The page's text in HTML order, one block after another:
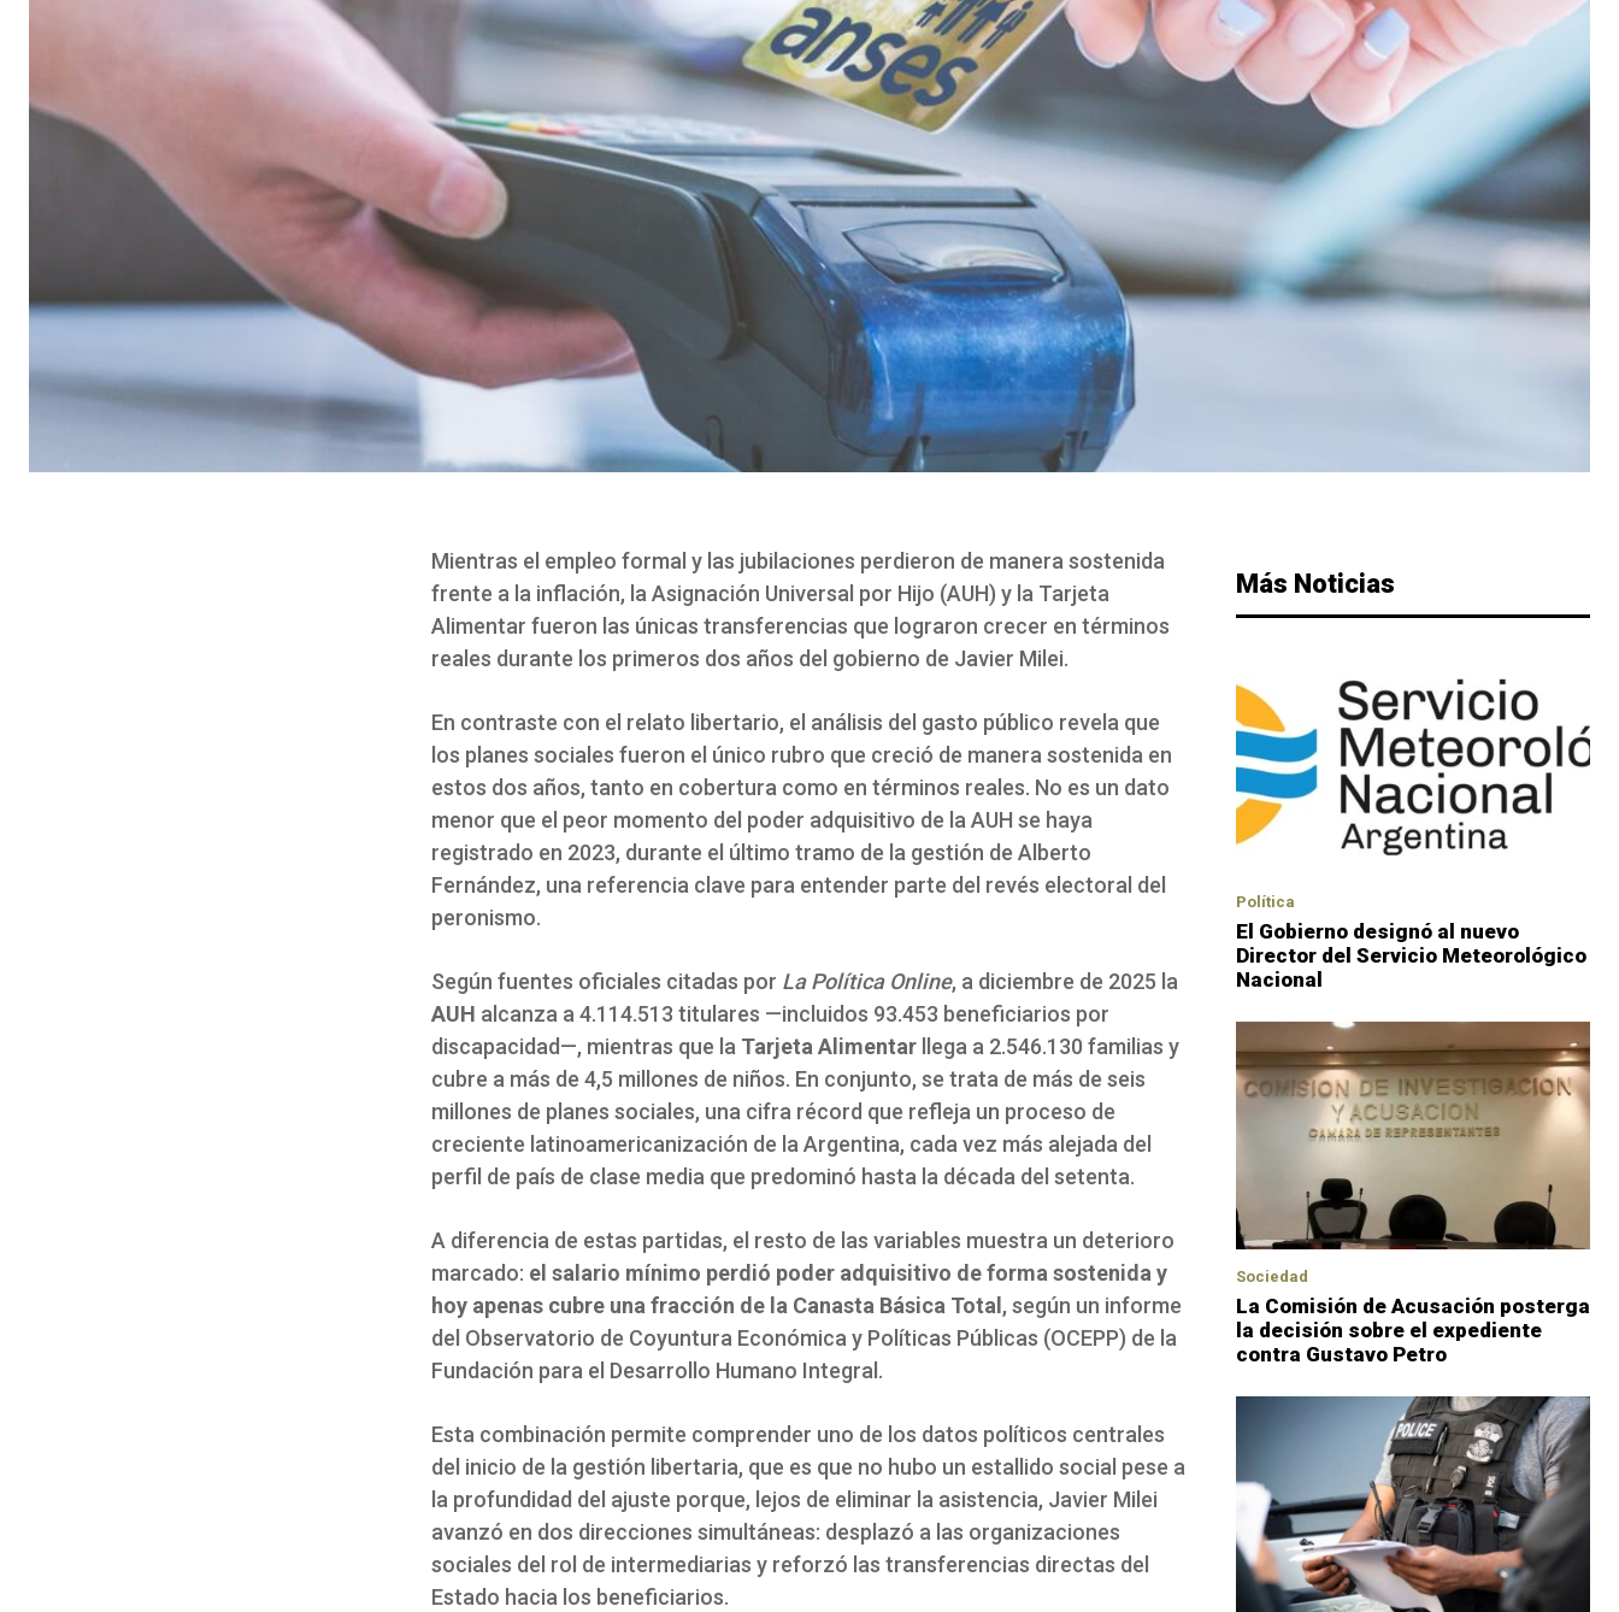
Mientras el empleo formal y las jubilaciones perdieron de manera sostenida
frente a la inflación, la Asignación Universal por Hijo (AUH) y la Tarjeta
Alimentar fueron las únicas transferencias que lograron crecer en términos
reales durante los primeros dos años del gobierno de Javier Milei.
En contraste con el relato libertario, el análisis del gasto público revela que
los planes sociales fueron el único rubro que creció de manera sostenida en
estos dos años, tanto en cobertura como en términos reales. No es un dato
menor que el peor momento del poder adquisitivo de la AUH se haya
registrado en 2023, durante el último tramo de la gestión de Alberto
Fernández, una referencia clave para entender parte del revés electoral del
peronismo.
Según fuentes oficiales citadas por La Política Online, a diciembre de 2025 la
AUH alcanza a 4.114.513 titulares —incluidos 93.453 beneficiarios por
discapacidad—, mientras que la Tarjeta Alimentar llega a 2.546.130 familias y
cubre a más de 4,5 millones de niños. En conjunto, se trata de más de seis
millones de planes sociales, una cifra récord que refleja un proceso de
creciente latinoamericanización de la Argentina, cada vez más alejada del
perfil de país de clase media que predominó hasta la década del setenta.
A diferencia de estas partidas, el resto de las variables muestra un deterioro
marcado: el salario mínimo perdió poder adquisitivo de forma sostenida y
hoy apenas cubre una fracción de la Canasta Básica Total , según un informe
del Observatorio de Coyuntura Económica y Políticas Públicas (OCEPP) de la
Fundación para el Desarrollo Humano Integral.
Esta combinación permite comprender uno de los datos políticos centrales
del inicio de la gestión libertaria, que es que no hubo un estallido social pese a
la profundidad del ajuste porque, lejos de eliminar la asistencia, Javier Milei
avanzó en dos direcciones simultáneas: desplazó a las organizaciones
sociales del rol de intermediarias y reforzó las transferencias directas del
Estado hacia los beneficiarios.
Más Noticias
Política
El Gobierno designó al nuevo
Director del Servicio Meteorológico
Nacional
Sociedad
La Comisión de Acusación posterga
la decisión sobre el expediente
contra Gustavo Petro